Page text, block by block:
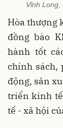
Vĩnh Long,
Hòa thượng
đồng bào
hành tốt
chính sách,
động, sản
triển kinh
tế - xã hội